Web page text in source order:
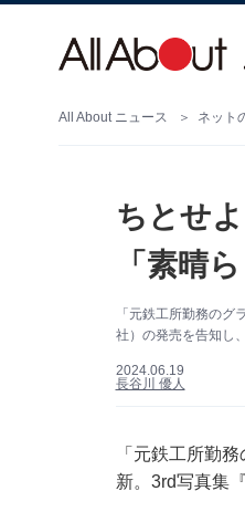
All About ニュース ネット
ちとせ
「素晴
「元鉄工所勤務の
社）の発売を告知し
2024.06.19
長谷川 優人
「元鉄工所勤
新。3rd写真集